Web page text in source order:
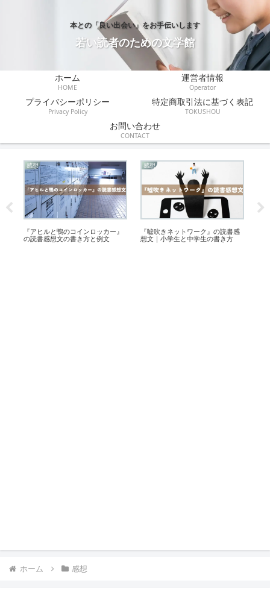
本との「良い出会い」をお手伝いします
若い読者のための文学館
ホーム
HOME
運営者情報
Operator
プライバシーポリシー
Privacy Policy
特定商取引法に基づく表記
TOKUSHOU
お問い合わせ
CONTACT
感想
『アヒルと鴨のコインロッカー』
の読書感想文の書き方と例文
感想
『嘘吹きネットワーク』の読書感
想文｜小学生と中学生の書き方
ホーム 感想